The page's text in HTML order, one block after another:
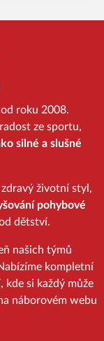
roku 2008.
ze sportu,
silné a slušné
životní styl,
pohybové
dětství.
našich týmů
kompletní
si každý může
náborovém webu